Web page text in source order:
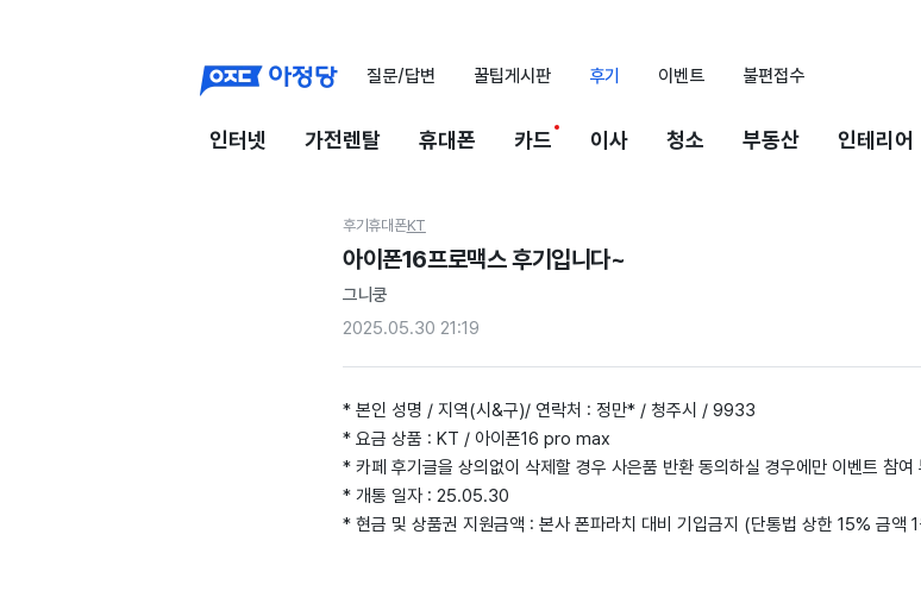
질문/답변 꿀팁게시판 후기 이벤트 불편접수
인터넷 가전렌탈 휴대폰 카드 이사 청소 부동산 인테리어
후기휴대폰KT
아이폰16프로맥스 후기입니다~
그니쿵
2025.05.30 21:19
* 본인 성명 / 지역(시&구)/ 연락처 : 정만* / 청주시 / 9933
* 요금 상품 : KT / 아이폰16 pro max
* 카페 후기글을 상의없이 삭제할 경우 사은품 반환 동의하실 경우에만 이벤트 참
* 개통 일자 : 25.05.30
* 현금 및 상품권 지원금액 : 본사 폰파라치 대비 기입금지 (단통법 상한 15% 금액